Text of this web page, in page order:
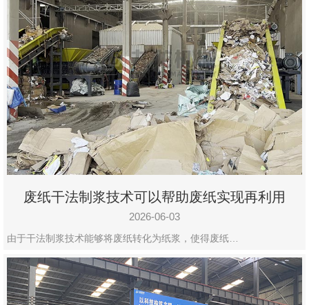
废纸干法制浆技术可以帮助废纸实现再利用
2026-06-03
由于干法制浆技术能够将废纸转化为纸浆，使得废纸…